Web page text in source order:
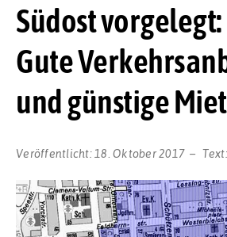
Südost vorgelegt:
Gute
und günstige
Veröffentlicht: 18. Oktober 2017 Text: